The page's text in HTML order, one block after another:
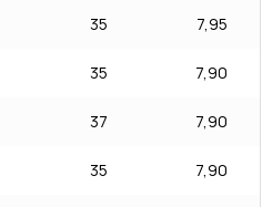
35 7,95
35 7,90
37 7,90
35 7,90